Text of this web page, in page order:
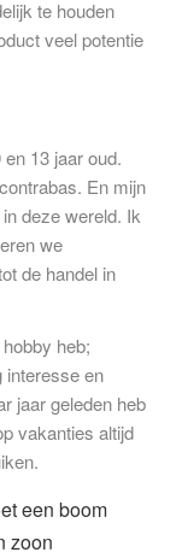
te houden
veel potentie
13 jaar oud.
En mijn
deze wereld. Ik
we
de handel in
heb;
interesse en
jaar geleden heb
vakanties altijd
een boom
zoon